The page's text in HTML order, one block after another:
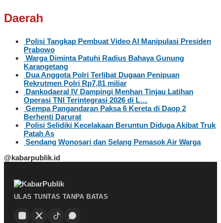
Daerah
Polisi Tangkap Pembuat Video AI Manipulasi Presiden
Prabowo
Warga Diminta Patuhi Radius Bahaya Gunung
Karangetang
Dua Anggota Polri Terlibat Dugaan Penipuan
Rekrutmen Polri Rp7,81 miliar
Dankodaeral IV Dampingi Menhan Tinjau Latihan
Operasi TNI Terintegrasi 2026 di L…
Gempa Pangandaran Paksa 6 Kereta di Daop 2
Berhenti Darurat
Polisi Selidiki Kecelakaan Beruntun Diduga Akibat Truk
Patah As
Sendang Wonosari dan Selang Pemasok Air Warga
@kabarpublik.id
ULAS TUNTAS TANPA BATAS